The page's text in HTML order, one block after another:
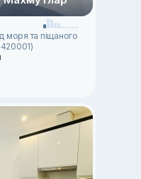
моря та піщаного